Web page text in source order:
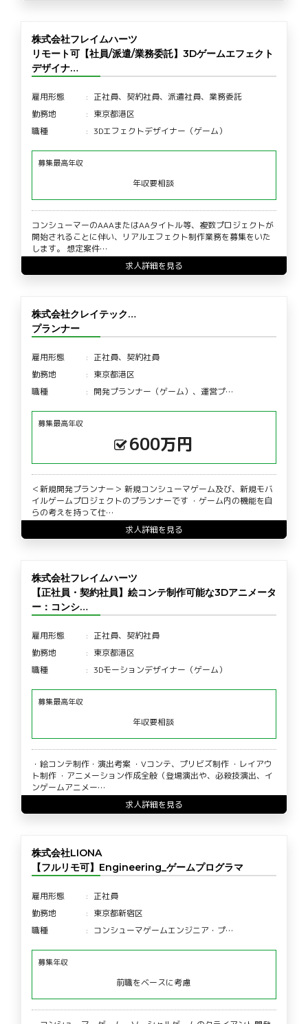
株式会社フレイムハーツ
リモート可【社員/派遣/業務委託】3Dゲームエフェクト
デザイナ…
雇用形態
正社員、契約社員、派遣社員、業務委託
勤務地
東京都港区
職種
3Dエフェクトデザイナー（ゲーム）
募集最高年収
年収要相談
コンシューマーのAAAまたはAAタイトル等、複数プロジェクトが
開始されることに伴い、リアルエフェクト制作業務を募集をいた
します。 想定案件…
求人詳細を見る
株式会社クレイテック…
プランナー
雇用形態
正社員、契約社員
勤務地
東京都港区
職種
開発プランナー（ゲーム）、運営プ…
募集最高年収
600万円
＜新規開発プランナー＞ 新規コンシューマゲーム及び、新規モバ
イルゲームプロジェクトのプランナーです ・ゲーム内の機能を自
らの考えを持って仕…
求人詳細を見る
株式会社フレイムハーツ
【正社員・契約社員】絵コンテ制作可能な3Dアニメータ
ー：コンシ…
雇用形態
正社員、契約社員
勤務地
東京都港区
職種
3Dモーションデザイナー（ゲーム）
募集最高年収
年収要相談
・絵コンテ制作・演出考案 ・Vコンテ、プリビズ制作 ・レイアウ
ト制作 ・アニメーション作成全般（登場演出や、必殺技演出、イ
ンゲームアニメー…
求人詳細を見る
株式会社LIONA
【フルリモ可】Engineering_ゲームプログラマ
雇用形態
正社員
勤務地
東京都新宿区
職種
コンシューマゲームエンジニア・プ…
募集年収
前職をベースに考慮